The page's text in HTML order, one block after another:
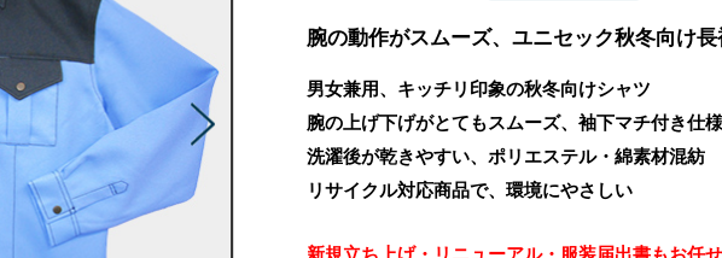
腕の動作がスムーズ、ユニセック秋冬向け長
男女兼用、キッチリ印象の秋冬向けシャツ
腕の上げ下げがとてもスムーズ、袖下マチ付き仕様
洗濯後が乾きやすい、ポリエステル・綿素材混紡
リサイクル対応商品で、環境にやさしい
新規立ち上げ・リニューアル・服装届出書もお任